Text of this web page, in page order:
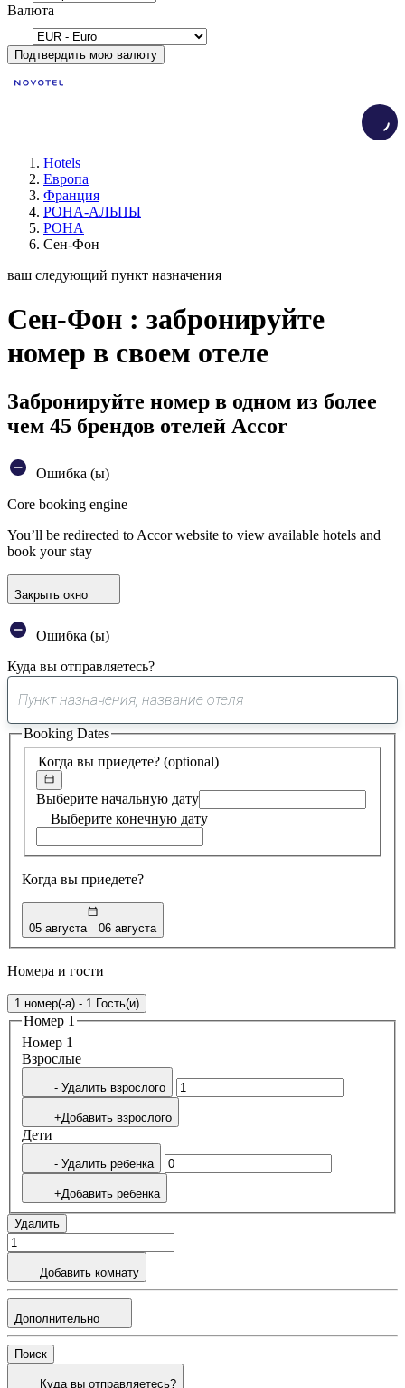
Валюта
Подтвердить мою валюту
Hotels
Европа
Франция
РОНА-АЛЬПЫ
РОНА
Сен-Фон
ваш следующий пункт назначения
Сен-Фон : забронируйте
номер в своем отеле
Забронируйте номер в одном из более
чем 45 брендов отелей Accor
Ошибка (ы)
Core booking engine
You’ll be redirected to Accor website to view available hotels and
book your stay
Закрыть окно
Ошибка (ы)
Куда вы отправляетесь?
0
предложение
найдено
Когда вы приедете? (optional)
Выберите начальную дату
Выберите конечную дату
Когда вы приедете?
05 августа 06 августа
Booking Dates
Номера и гости
1 номер(-а) - 1 Гость(и)
Номер 1
Номер 1
Bзрослые
- Удалить взрослого
+Добавить взрослого
Дети
- Удалить ребенка
+Добавить ребенка
Удалить
Добавить комнату
Дополнительно
Поиск
Куда вы отправляетесь?